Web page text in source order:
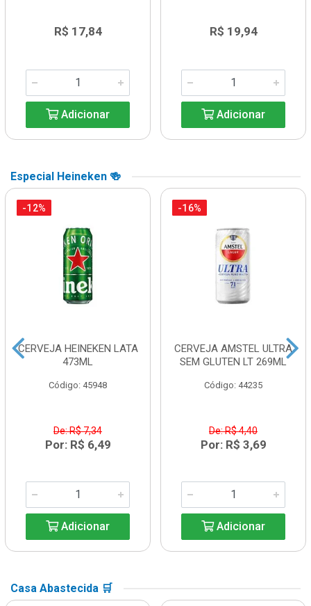
R$ 17,84
Adicionar
R$ 19,94
Adicionar
Especial Heineken 🍻
-12%
CERVEJA HEINEKEN LATA
473ML
Código: 45948
De: R$ 7,34
Por: R$ 6,49
Adicionar
-16%
CERVEJA AMSTEL ULTRA
SEM GLUTEN LT 269ML
Código: 44235
De: R$ 4,40
Por: R$ 3,69
Adicionar
Casa Abastecida 🛒